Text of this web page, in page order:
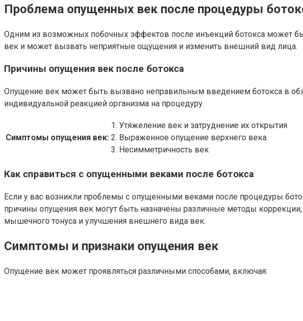
Проблема опущенных век после процедуры
Одним из возможных побочных эффектов после инъекций ботокса может
век и может вызвать неприятные ощущения и изменить внешний вид лица.
Причины опущения век после ботокса
Опущение век может быть вызвано неправильным введением ботокса в
индивидуальной реакцией организма на процедуру.
Симптомы опущения век:
1. Утяжеление век и затруднение их открытия
2. Выраженное опущение верхнего века
3. Несимметричность век
Как справиться с опущенными веками после ботокса
Если у вас возникли проблемы с опущенными веками после процедуры
причины опущения век могут быть назначены различные методы
мышечного тонуса и улучшения внешнего вида век.
Симптомы и признаки опущения век
Опущение век может проявляться различными способами, включая: